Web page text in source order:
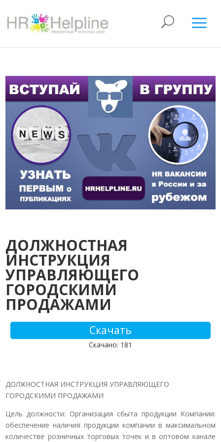
ДОЛЖНОСТНАЯ
ИНСТРУКЦИЯ
УПРАВЛЯЮЩЕГО
ГОРОДСКИМИ
ПРОДАЖАМИ
Скачать
Скачано: 181
ДОЛЖНОСТНАЯ ИНСТРУКЦИЯ УПРАВЛЯЮЩЕГО
ГОРОДСКИМИ ПРОДАЖАМИ
Цель должности: Организация сбыта продукции Компании:
обеспечение наличия продукции компании в максимальном
количестве розничных торговых точек и в оптовом канале